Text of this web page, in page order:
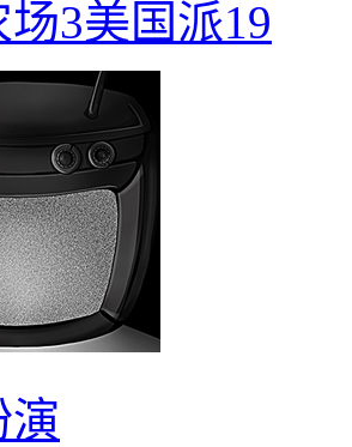
3美国派19
演